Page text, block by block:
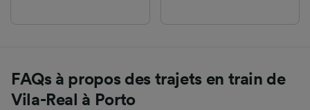
FAQs à propos des trajets en train de
Vila-Real à Porto